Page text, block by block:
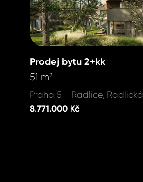
Prodej bytu 2+kk
51 m2
Praha 5 - Radlice, Radlická
8.771.000 Kč